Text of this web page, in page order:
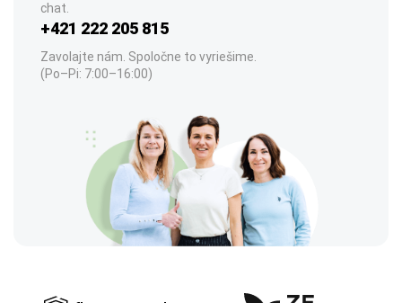
chat.
+421 222 205 815
Zavolajte nám. Spoločne to vyriešime.
(Po–Pi: 7:00–16:00)